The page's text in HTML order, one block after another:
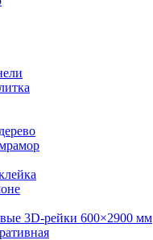
3D‑рейки 600×2900 мм